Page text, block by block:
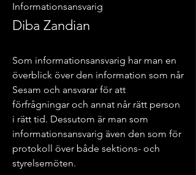
Informationsansvarig
Diba Zandian
Som informationsansvarig har man en
överblick över den information som når
Sesam och ansvarar för att
förfrågningar och annat når rätt person
i rätt tid. Dessutom är man som
informationsansvarig även den som för
protokoll över både sektions- och
styrelsemöten.